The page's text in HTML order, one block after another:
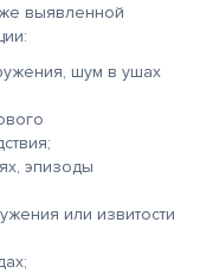
выявленной
шум в ушах
эпизоды
или извитости